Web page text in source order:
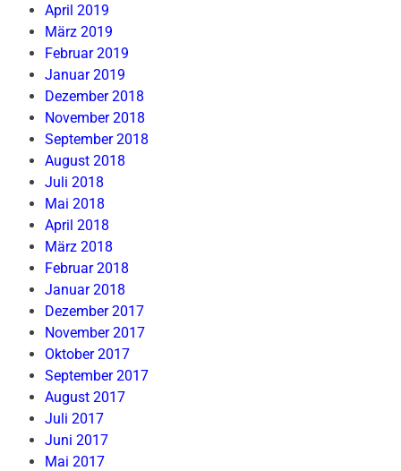
April 2019
März 2019
Februar 2019
Januar 2019
Dezember 2018
November 2018
September 2018
August 2018
Juli 2018
Mai 2018
April 2018
März 2018
Februar 2018
Januar 2018
Dezember 2017
November 2017
Oktober 2017
September 2017
August 2017
Juli 2017
Juni 2017
Mai 2017